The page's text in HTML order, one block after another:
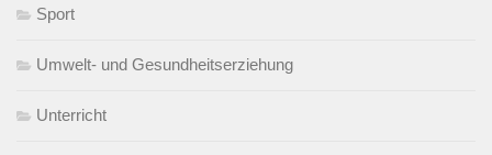
Sport
Umwelt- und Gesundheitserziehung
Unterricht